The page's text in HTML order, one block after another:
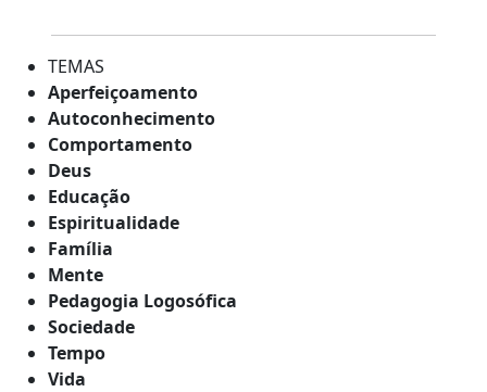
TEMAS
Aperfeiçoamento
Autoconhecimento
Comportamento
Deus
Educação
Espiritualidade
Família
Mente
Pedagogia Logosófica
Sociedade
Tempo
Vida